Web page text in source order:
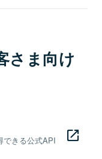
さま向け
できる公式API